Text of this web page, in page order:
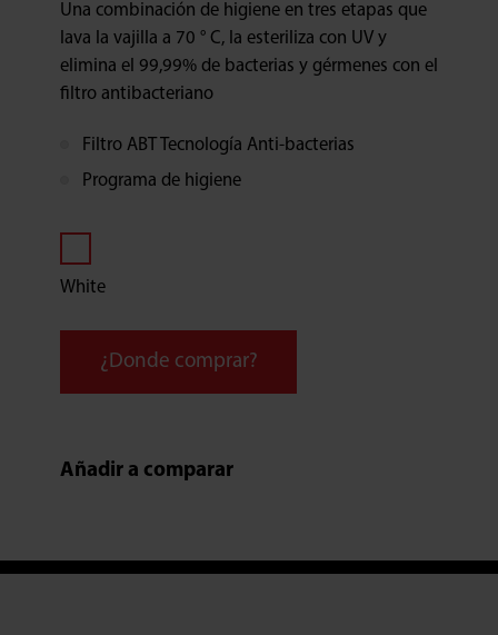
Una combinación de higiene en tres etapas que
lava la vajilla a 70 ° C, la esteriliza con UV y
elimina el 99,99% de bacterias y gérmenes con el
filtro antibacteriano
Filtro ABT Tecnología Anti-bacterias
Programa de higiene
White
¿Donde comprar?
Añadir a comparar